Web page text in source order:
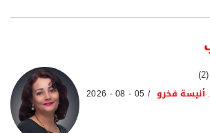
أنيسة فخرو 05 - 08 - 2026